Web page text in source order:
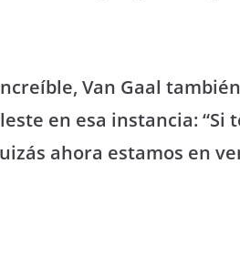
Van Gaal
en esa instancia: “Si
ahora estamos en